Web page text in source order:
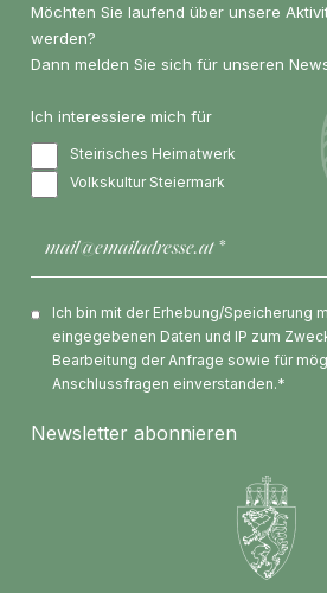
Möchten Sie laufend über unsere
werden?
Dann melden Sie sich für unseren
Ich interessiere mich für
Steirisches Heimatwerk
Volkskultur Steiermark
Ich bin mit der Erhebung/Speicherung
eingegebenen Daten und IP zum
Bearbeitung der Anfrage sowie für
Anschlussfragen einverstanden.*